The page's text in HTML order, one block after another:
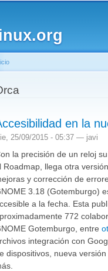
encuentra usted
en la
25/09/2015 - 05:37 — javi
la precisión de un reloj
Roadmap, llega otra
y corrección de
3.18 (Gotemburgo)
a la fecha. Esta
772
Gotemburgo, entre
integración con
dispositivos, nueva